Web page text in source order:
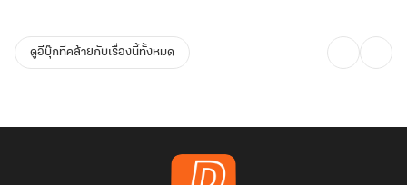
ดูอีบุ๊กที่คล้ายกับเรื่องนี้ทั้งหมด